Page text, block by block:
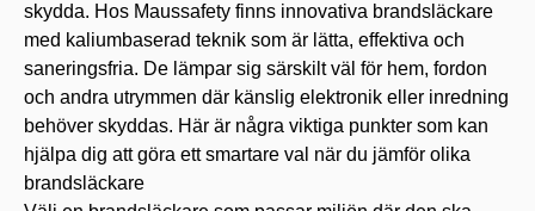
skydda. Hos Maussafety finns innovativa brandsläckare
med kaliumbaserad teknik som är lätta, effektiva och
saneringsfria. De lämpar sig särskilt väl för hem, fordon
och andra utrymmen där känslig elektronik eller inredning
behöver skyddas. Här är några viktiga punkter som kan
hjälpa dig att göra ett smartare val när du jämför olika
brandsläckare